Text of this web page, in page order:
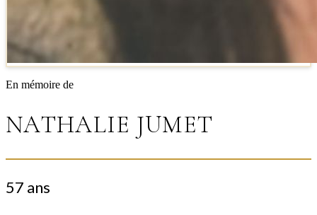
En mémoire de
NATHALIE JUMET
57 ans